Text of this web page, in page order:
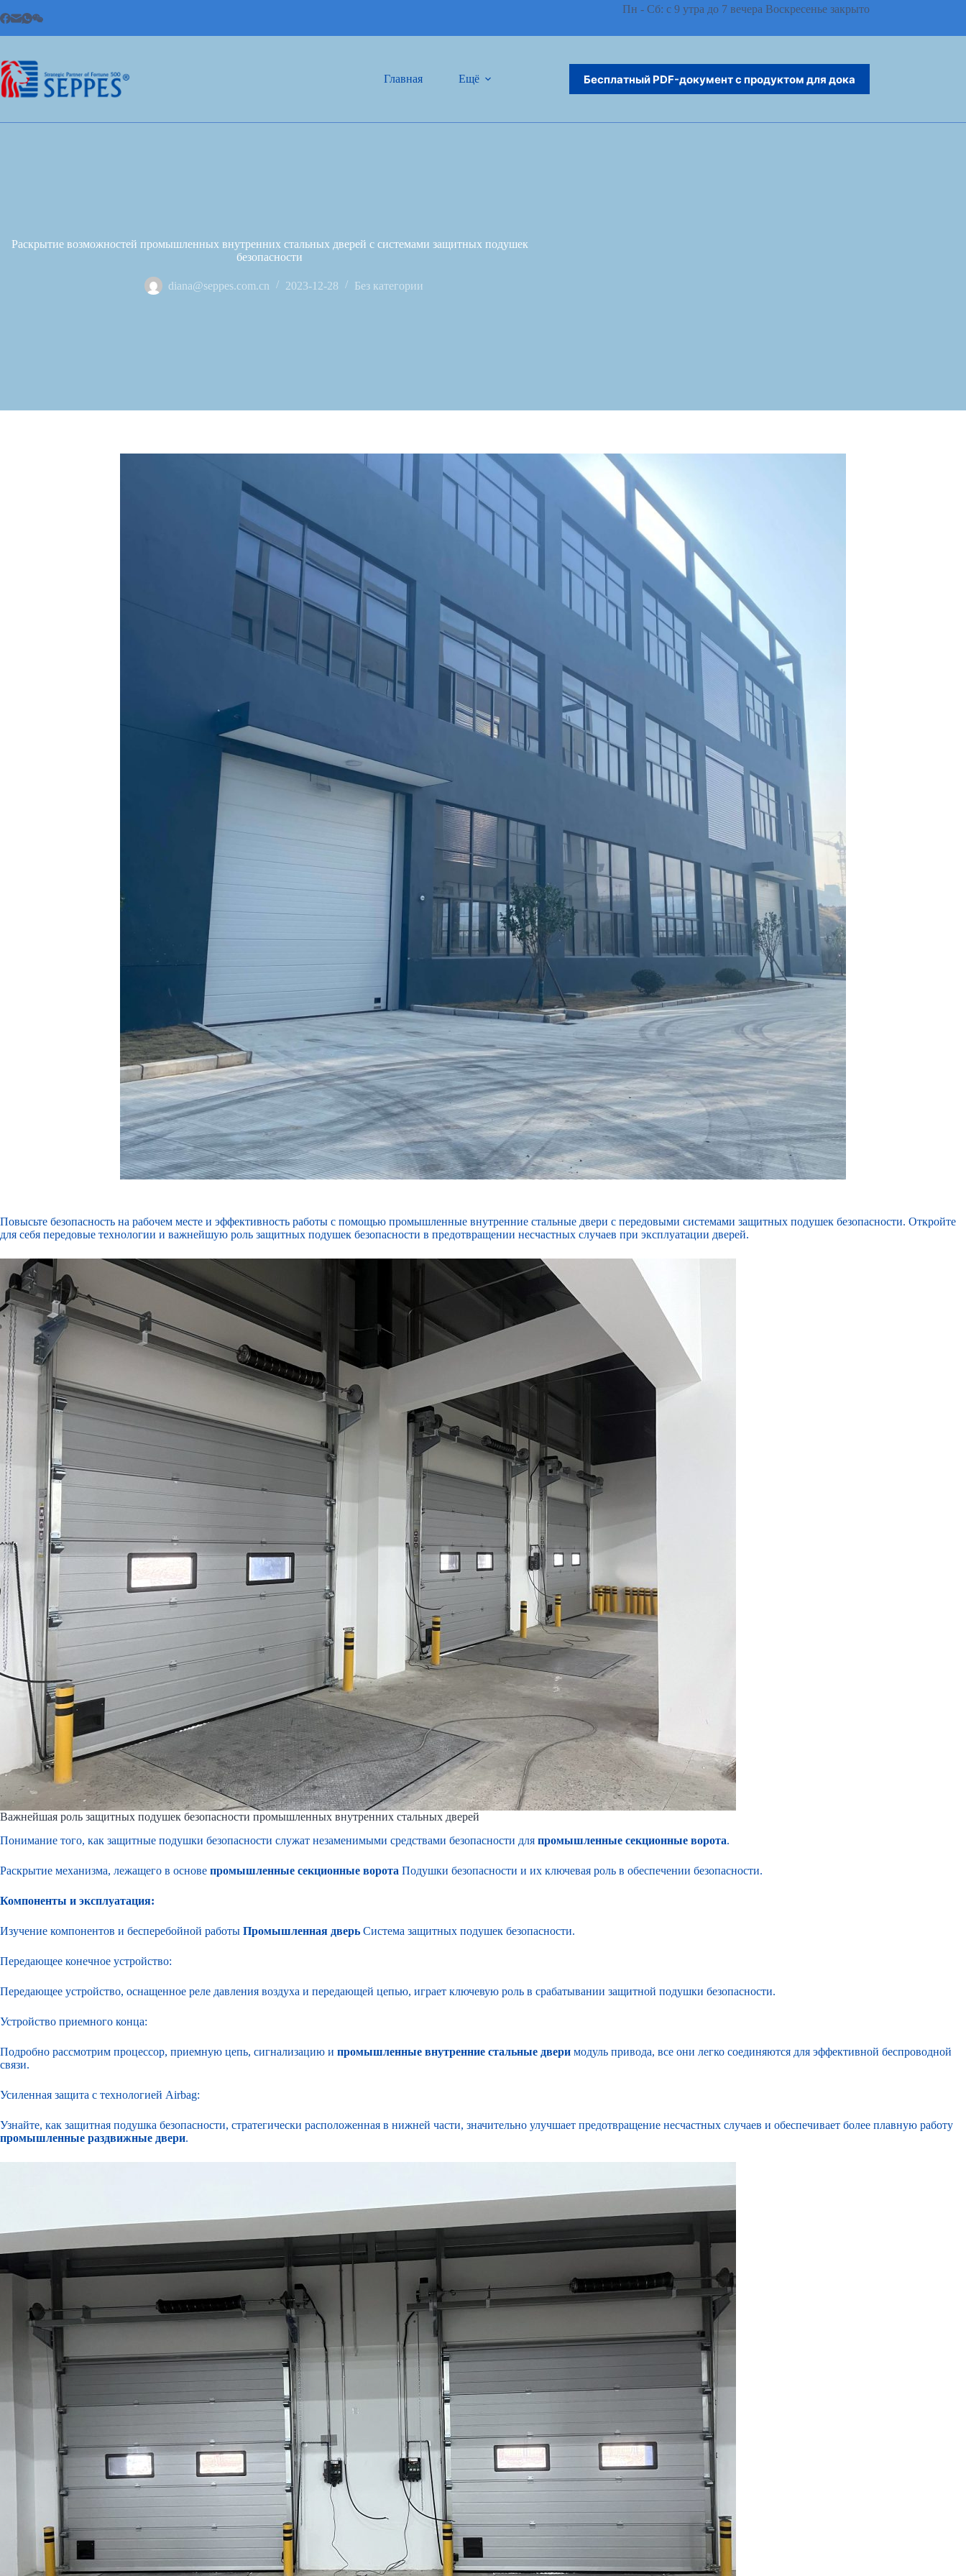
Пн - Сб: с 9 утра до 7 вечера Воскресенье закрыто
Главная Ещё Бесплатный PDF-документ с продуктом для дока
Раскрытие возможностей промышленных внутренних стальных дверей с системами защитных подушек
безопасности
diana@seppes.com.cn 2023-12-28 Без категории
Повысьте безопасность на рабочем месте и эффективность работы с помощью промышленные внутренние стальные двери с передовыми системами защитных подушек безопасности. Откройте
для себя передовые технологии и важнейшую роль защитных подушек безопасности в предотвращении несчастных случаев при эксплуатации дверей.
Важнейшая роль защитных подушек безопасности промышленных внутренних стальных дверей
Понимание того, как защитные подушки безопасности служат незаменимыми средствами безопасности для промышленные секционные ворота.
Раскрытие механизма, лежащего в основе промышленные секционные ворота Подушки безопасности и их ключевая роль в обеспечении безопасности.
Компоненты и эксплуатация:
Изучение компонентов и бесперебойной работы Промышленная дверь Система защитных подушек безопасности.
Передающее конечное устройство:
Передающее устройство, оснащенное реле давления воздуха и передающей цепью, играет ключевую роль в срабатывании защитной подушки безопасности.
Устройство приемного конца:
Подробно рассмотрим процессор, приемную цепь, сигнализацию и промышленные внутренние стальные двери модуль привода, все они легко соединяются для эффективной беспроводной
связи.
Усиленная защита с технологией Airbag:
Узнайте, как защитная подушка безопасности, стратегически расположенная в нижней части, значительно улучшает предотвращение несчастных случаев и обеспечивает более плавную работу
промышленные раздвижные двери.